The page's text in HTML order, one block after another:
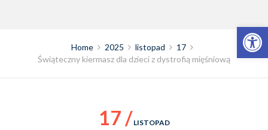
Otwórz pasek narzędzi
Home 2025 listopad
17
Świąteczny kiermasz dla dzieci z dystrofią mięśniową
17 / LISTOPAD